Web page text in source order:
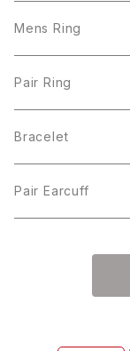
Mens Ring
Pair Ring
Bracelet
Pair Earcuff